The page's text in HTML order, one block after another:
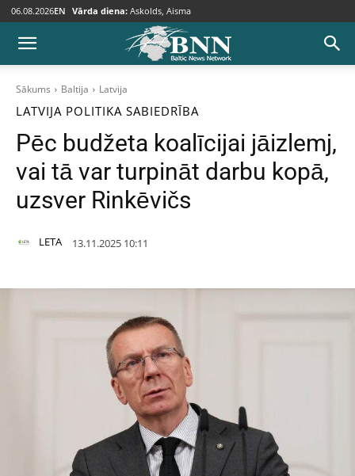
06.08.2026EN Vārda diena: Askolds, Aisma
Sākums Baltija Latvija
LATVIJA POLITIKA SABIEDRĪBA
Pēc budžeta koalīcijai jāizlemj,
vai tā var turpināt darbu kopā,
uzsver Rinkēvičs
LETA 13.11.2025 10:11